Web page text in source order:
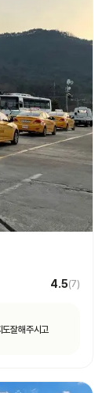
4.5(7)
잘해주시고